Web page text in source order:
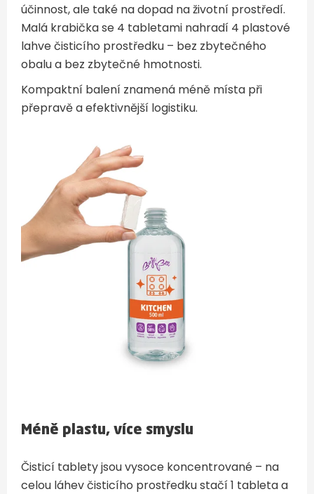
účinnost, ale také na dopad na životní prostředí.
Malá krabička se 4 tabletami nahradí 4 plastové
lahve čisticího prostředku – bez zbytečného
obalu a bez zbytečné hmotnosti.
Kompaktní balení znamená méně místa při
přepravě a efektivnější logistiku.
Méně plastu, více smyslu
Čisticí tablety jsou vysoce koncentrované – na
celou láhev čisticího prostředku stačí 1 tableta a